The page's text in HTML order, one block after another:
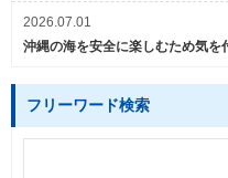
2026.07.01
沖縄の海を安全に楽しむため気を
フリーワード検索